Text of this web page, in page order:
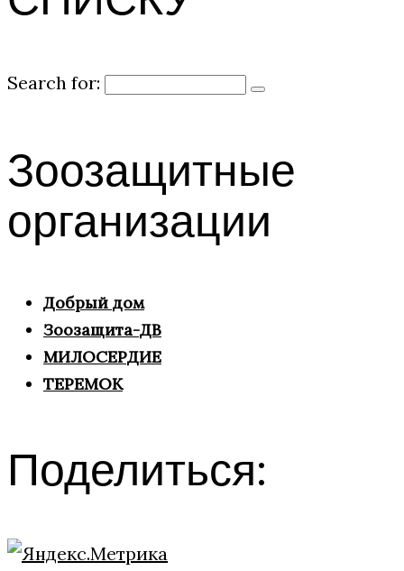
Search for:
Зоозащитные
организации
Добрый дом
Зоозащита-ДВ
МИЛОСЕРДИЕ
ТЕРЕМОК
Поделиться: